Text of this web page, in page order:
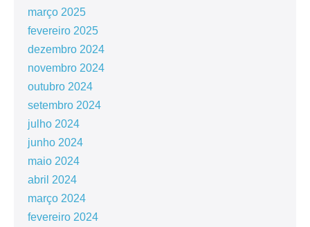
março 2025
fevereiro 2025
dezembro 2024
novembro 2024
outubro 2024
setembro 2024
julho 2024
junho 2024
maio 2024
abril 2024
março 2024
fevereiro 2024